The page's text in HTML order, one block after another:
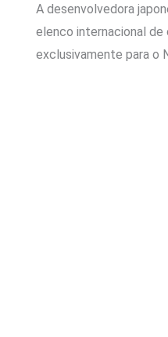
at
s
A
ce
b
o
A desenvolvedora
elenco internacional de
exclusivamente para o